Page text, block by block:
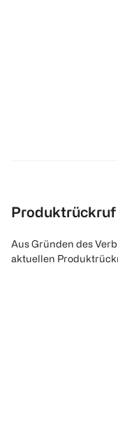
Produktrückruf
Aus Gründen des
aktuellen